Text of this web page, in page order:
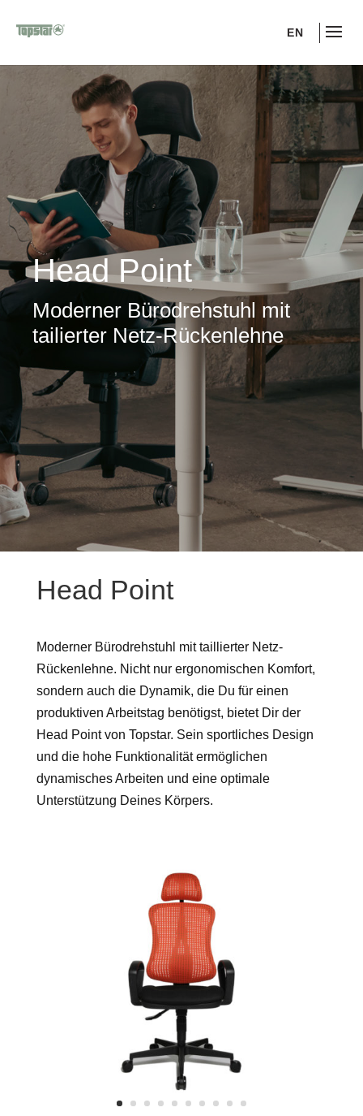
EN
Head Point
Moderner Bürodrehstuhl mit
tailierter Netz-Rückenlehne
Head Point
Moderner Bürodrehstuhl mit taillierter Netz-
Rückenlehne. Nicht nur ergonomischen Komfort,
sondern auch die Dynamik, die Du für einen
produktiven Arbeitstag benötigst, bietet Dir der
Head Point von Topstar. Sein sportliches Design
und die hohe Funktionalität ermöglichen
dynamisches Arbeiten und eine optimale
Unterstützung Deines Körpers.